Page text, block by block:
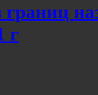
границ
г